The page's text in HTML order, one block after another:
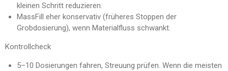
kleinen Schritt reduzieren.
MassFill eher konservativ (früheres Stoppen der
Grobdosierung), wenn Materialfluss schwankt.
Kontrollcheck
5–10 Dosierungen fahren, Streuung prüfen. Wenn die meisten